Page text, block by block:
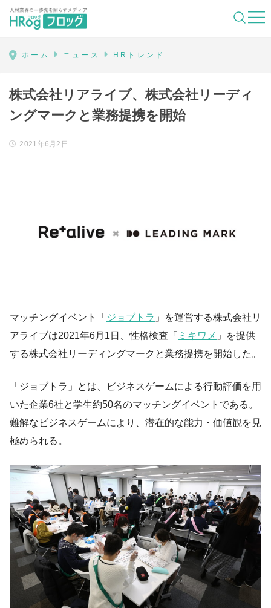
HRog | 人材業界の一歩先を照らすメディ
ホーム ニュース HRトレンド
株式会社リアライブ、株式会社リーディ
ングマークと業務提携を開始
2021年6月2日
マッチングイベント「 ジョブトラ 」を運営する株式会社リ
アライブは2021年6月1日、性格検査「 ミキワメ 」を提供
する株式会社リーディングマークと業務提携を開始した。
「ジョブトラ」とは、ビジネスゲームによる行動評価を用
いた企業6社と学生約50名のマッチングイベントである。
難解なビジネスゲームにより、潜在的な能力・価値観を見
極められる。